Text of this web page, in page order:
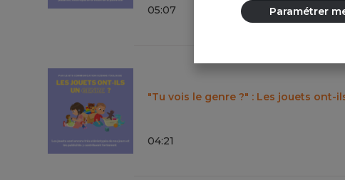
05:07
"Tu vois le genre ?" : Les jouets ont-
04:21
Paramétrer